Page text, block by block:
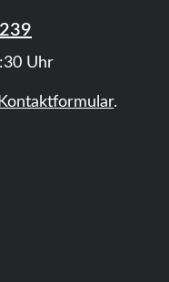
Uhr
Kontaktformular.